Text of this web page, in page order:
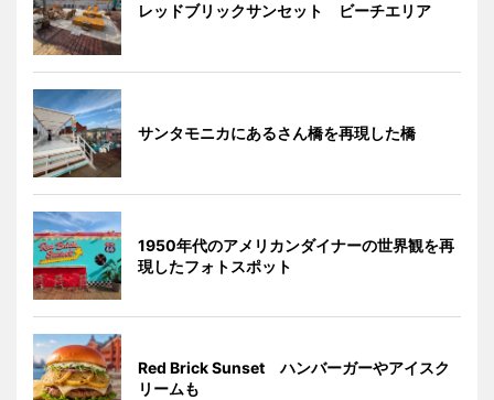
レッドブリックサンセット ビーチエリア
サンタモニカにあるさん橋を再現した橋
1950年代のアメリカンダイナーの世界観を再
現したフォトスポット
Red Brick Sunset ハンバーガーやアイスク
リームも